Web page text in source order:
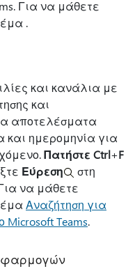
Για να μάθετε
.
και κανάλια με
και
αποτελέσματα
και ημερομηνία για
Πατήστε Ctrl+F
Εύρεση
στη
να μάθετε
Αναζήτηση για
Teams.